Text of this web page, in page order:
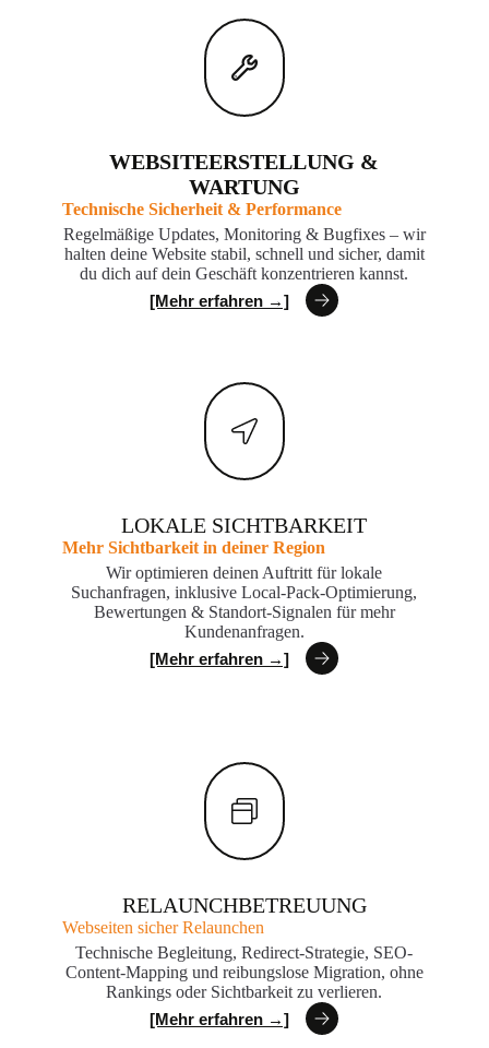
WEBSITEERSTELLUNG &
WARTUNG
Technische Sicherheit & Performance
Regelmäßige Updates, Monitoring & Bugfixes – wir
halten deine Website stabil, schnell und sicher, damit
du dich auf dein Geschäft konzentrieren kannst.
[Mehr erfahren →]
LOKALE SICHTBARKEIT
Mehr Sichtbarkeit in deiner Region
Wir optimieren deinen Auftritt für lokale
Suchanfragen, inklusive Local-Pack-Optimierung,
Bewertungen & Standort-Signalen für mehr
Kundenanfragen.
[Mehr erfahren →]
RELAUNCHBETREUUNG
Webseiten sicher Relaunchen
Technische Begleitung, Redirect-Strategie, SEO-
Content-Mapping und reibungslose Migration, ohne
Rankings oder Sichtbarkeit zu verlieren.
[Mehr erfahren →]